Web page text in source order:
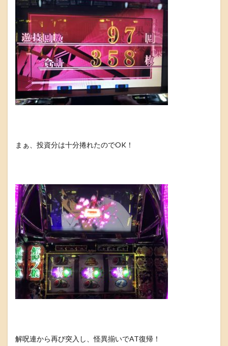
まぁ、投資分は十分捲れたのでOK！
解呪連から再び突入し、怪異揃いでAT復帰！